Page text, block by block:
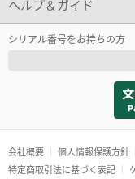
ヘルプ＆ガイド
シリアル番号をお持ちの方
会社概要 個人情報保護方針
特定商取引法に基づく表記